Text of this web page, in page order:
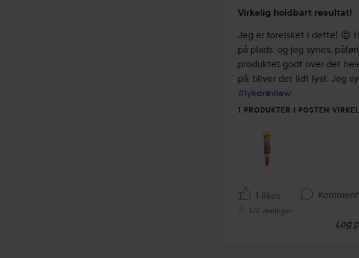
5
ud
af
5
Virkelig holdbart resultat!
Jeg er forelsket i dette! 😍
på plads, og jeg synes,
produktet godt over det
#lykoreview
1 PRODUKTER I POSTEN
1 likes
372 visninger
Log